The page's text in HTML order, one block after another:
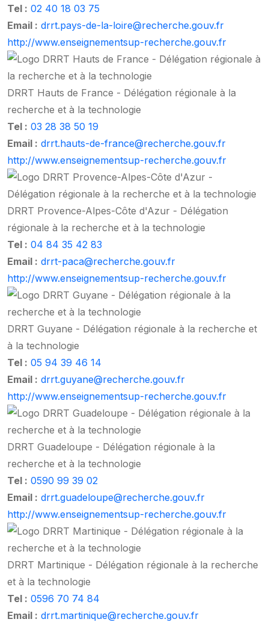
Tel : 02 40 18 03 75
Email : drrt.pays-de-la-loire@recherche.gouv.fr
http://www.enseignementsup-recherche.gouv.fr
DRRT Hauts de France - Délégation régionale à la
recherche et à la technologie
Tel : 03 28 38 50 19
Email : drrt.hauts-de-france@recherche.gouv.fr
http://www.enseignementsup-recherche.gouv.fr
DRRT Provence-Alpes-Côte d'Azur - Délégation
régionale à la recherche et à la technologie
Tel : 04 84 35 42 83
Email : drrt-paca@recherche.gouv.fr
http://www.enseignementsup-recherche.gouv.fr
DRRT Guyane - Délégation régionale à la recherche et
à la technologie
Tel : 05 94 39 46 14
Email : drrt.guyane@recherche.gouv.fr
http://www.enseignementsup-recherche.gouv.fr
DRRT Guadeloupe - Délégation régionale à la
recherche et à la technologie
Tel : 0590 99 39 02
Email : drrt.guadeloupe@recherche.gouv.fr
http://www.enseignementsup-recherche.gouv.fr
DRRT Martinique - Délégation régionale à la recherche
et à la technologie
Tel : 0596 70 74 84
Email : drrt.martinique@recherche.gouv.fr